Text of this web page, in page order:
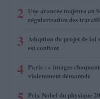
2 Une avancée majeure au
régularisation des
3 Adoption du projet de
est confiant
4 Paris : « images
violemment démantelé
Prix Nobel du physique